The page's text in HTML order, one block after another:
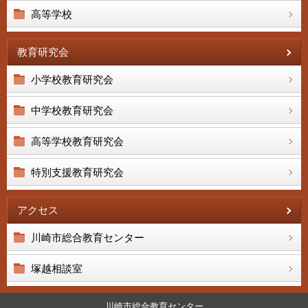
高等学校
教育研究会
小学校教育研究会
中学校教育研究会
高等学校教育研究会
特別支援教育研究会
アクセス
川崎市総合教育センター
塚越相談室